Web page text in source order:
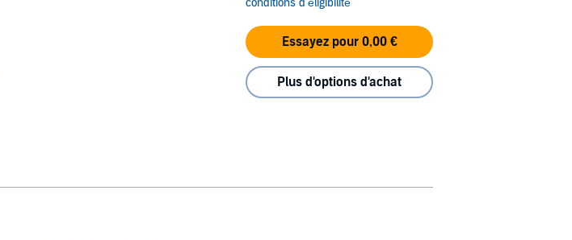
conditions d'éligibilité
Essayez pour 0,00 €
Plus d'options d'achat